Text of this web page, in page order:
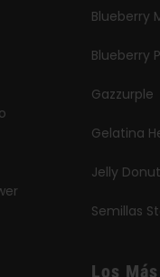
Blueberry
Blueberry
Gazzurple
Gelatina
Jelly
Semillas
Los